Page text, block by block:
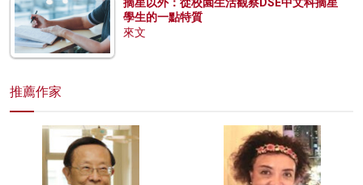
學生的一點特質
來文
推薦作家